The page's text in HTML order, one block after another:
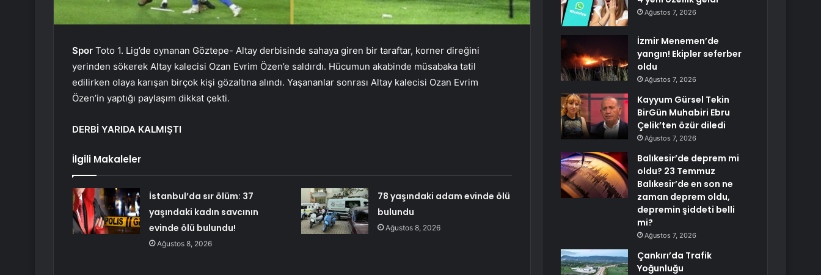
Spor Toto 1. Lig’de oynanan Göztepe- Altay derbisinde sahaya giren bir taraftar, korner direğini
yerinden sökerek Altay kalecisi Ozan Evrim Özen’e saldırdı. Hücumun akabinde müsabaka tatil
edilirken olaya karışan birçok kişi gözaltına alındı. Yaşananlar sonrası Altay kalecisi Ozan Evrim
Özen’in yaptığı paylaşım dikkat çekti.
DERBİ YARIDA KALMIŞTI
İlgili Makaleler
İstanbul’da sır ölüm: 37
yaşındaki kadın savcının
evinde ölü bulundu!
Ağustos 8, 2026
78 yaşındaki adam evinde ölü
bulundu
Ağustos 8, 2026
Ağustos 7, 2026
İzmir Menemen’de
yangın! Ekipler seferber
oldu
Ağustos 7, 2026
Kayyum Gürsel Tekin
BirGün Muhabiri Ebru
Çelik’ten özür diledi
Ağustos 7, 2026
Balıkesir’de deprem mi
oldu? 23 Temmuz
Balıkesir’de en son ne
zaman deprem oldu,
depremin şiddeti belli
mi?
Ağustos 7, 2026
Çankırı’da Trafik
Yoğunluğu